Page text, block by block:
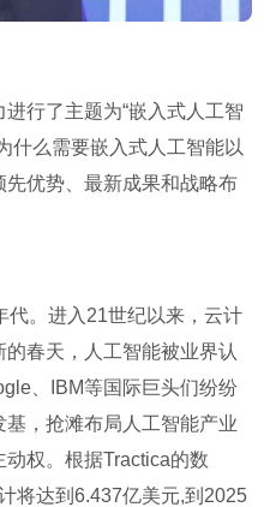
行了主题为“嵌入式人工智
什么需要嵌入式人工智能以
优势、最新成果和战略布
代。进入21世纪以来，云计
春天，人工智能被业界认
、IBM等国际巨头们纷纷
，抢滩布局人工智能产业
权。根据Tractica的数
将达到6.437亿美元,到2025